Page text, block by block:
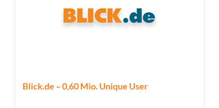
Blick.de – 0,60 Mio. Unique User